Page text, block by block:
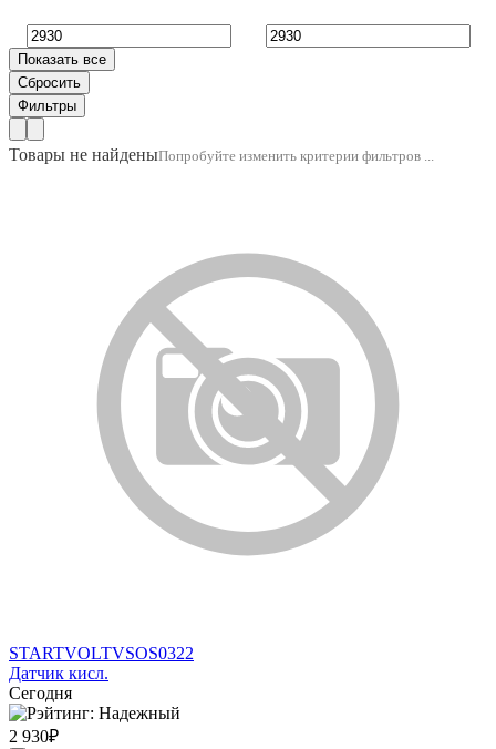
Товары не найденыПопробуйте изменить критерии фильтров ...
STARTVOLTVSOS0322
Датчик кисл.
Сегодня
2 930₽